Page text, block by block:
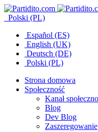
Polski (PL)
Español (ES)
English (UK)
Deutsch (DE)
Polski (PL)
Strona domowa
Społeczność
Kanał
Blog
Dev Blog
Zaszeregowanie